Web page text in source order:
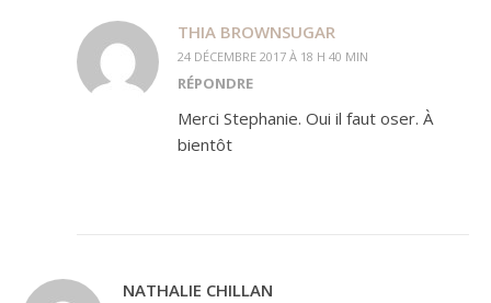
THIA BROWNSUGAR
24 DÉCEMBRE 2017 À 18 H 40 MIN
RÉPONDRE
Merci Stephanie. Oui il faut oser. À
bientôt
NATHALIE CHILLAN